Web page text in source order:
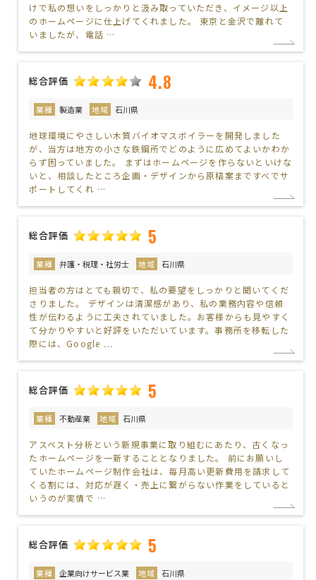
けで私の想いをしっかりと汲み取っていただき、イメージ以上
のホームページに仕上げてくれました。 東京と金沢で離れて
いましたが、電話 …
総合評価 4.8
業種 製造業 地域 石川県
地球環境にやさしい木質バイオマスボイラーを開発しました
が、当方は地方の小さな鉄鋼所でどのように広めてよいかわか
らず困っていました。 まずはホームページを作らないといけな
いと、相談したところ企画・デザインから原稿案まですべでサ
ポートしてくれ …
総合評価 5
業種 弁護・税理・社労士 地域 石川県
担当者の方はとても親切で、私の要望をしっかりと聞いてくだ
さりました。 デザインは清潔感があり、私の業務内容や信頼
性が伝わるように工夫されていました。お客様からも見やすく
て分かりやすいと好評をいただいています。事務所を移転した
際には、Google …
総合評価 5
業種 不動産業 地域 石川県
アスベスト分析という新規事業に取り組むにあたり、古くなっ
たホームページを一新することとなりました。 前にお願いし
ていたホームページ制作会社は、毎月高い更新費用を請求して
くる割には、対応が遅く・売上に繋がらない作業をしていると
いうのが実情で …
総合評価 5
業種 企業向けサービス業 地域 石川県